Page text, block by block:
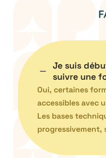
K
Je suis
suivre une
Oui, certaines
accessibles avec
Les bases
progressivement,